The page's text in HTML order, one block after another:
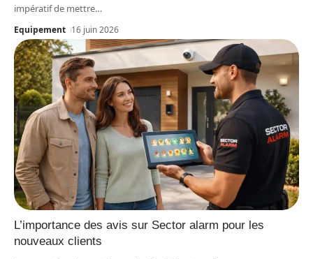
impératif de mettre…
Equipement 16 juin 2026
L’importance des avis sur Sector alarm pour les
nouveaux clients